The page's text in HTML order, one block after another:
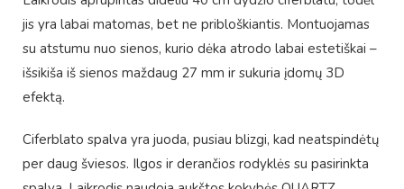
jis yra labai matomas, bet ne pribloškiantis. Montuojamas
su atstumu nuo sienos, kurio dėka atrodo labai estetiškai –
išsikiša iš sienos maždaug 27 mm ir sukuria įdomų 3D
efektą.
Ciferblato spalva yra juoda, pusiau blizgi, kad neatspindėtų
per daug šviesos. Ilgos ir derančios rodyklės su pasirinkta